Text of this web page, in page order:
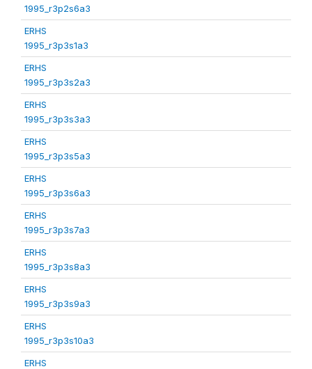
1995_r3p2s6a3
ERHS
1995_r3p3s1a3
ERHS
1995_r3p3s2a3
ERHS
1995_r3p3s3a3
ERHS
1995_r3p3s5a3
ERHS
1995_r3p3s6a3
ERHS
1995_r3p3s7a3
ERHS
1995_r3p3s8a3
ERHS
1995_r3p3s9a3
ERHS
1995_r3p3s10a3
ERHS